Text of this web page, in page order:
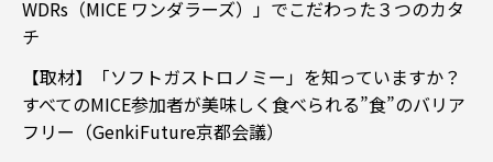
WDRs（MICE ワンダラーズ）」でこだわった３つのカタ
チ
【取材】「ソフトガストロノミー」を知っていますか？
すべてのMICE参加者が美味しく食べられる”食”のバリア
フリー（GenkiFuture京都会議）